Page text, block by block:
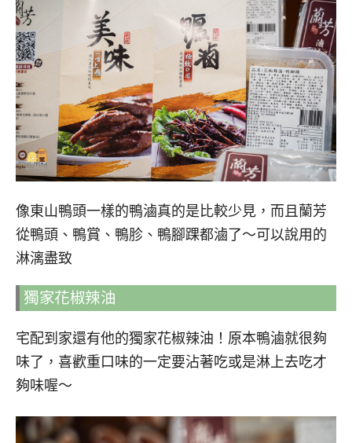
像東山鴨頭一樣的鴨滷真的是比較少見，而且蘭芳
從鴨頭、鴨賞、鴨胗、鴨腳踝都滷了～可以說用的
淋漓盡致
獨家花椒辣油
宅配到家還有他的獨家花椒辣油！原本鴨滷就很夠
味了，喜歡重口味的一定要沾著吃或是淋上去吃才
夠味喔～